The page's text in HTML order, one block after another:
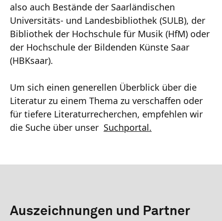
also auch Bestände der Saarländischen
Universitäts- und Landesbibliothek (SULB), der
Bibliothek der Hochschule für Musik (HfM) oder
der Hochschule der Bildenden Künste Saar
(HBKsaar).
Um sich einen generellen Überblick über die
Literatur zu einem Thema zu verschaffen oder
für tiefere Literaturrecherchen, empfehlen wir
die Suche über unser Suchportal.
Auszeichnungen und Partner